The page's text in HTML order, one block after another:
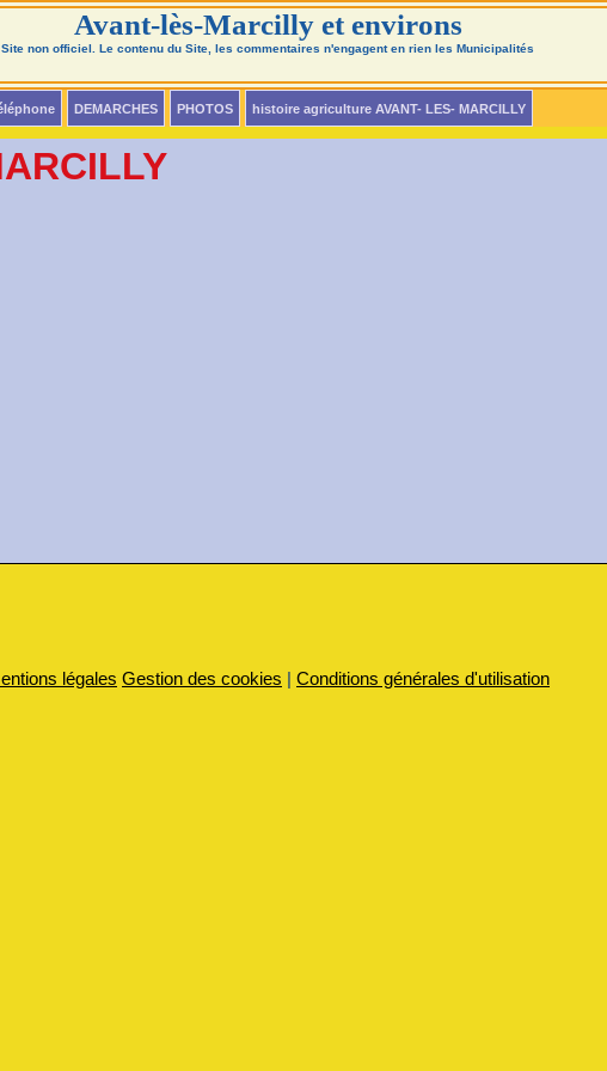
Avant-lès-Marcilly et environs
Site non officiel. Le contenu du Site, les commentaires n'engagent en rien les Municipalités
DEMARCHES PHOTOS histoire agriculture AVANT- LES- MARCILLY
légales Gestion des cookies | Conditions générales d'utilisation